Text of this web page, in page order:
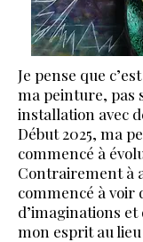
Je pense que
ma peinture, pas
installation avec
Début 2025, ma
commencé à
Contrairement à
commencé à voir
d’imaginations et
mon esprit au lieu